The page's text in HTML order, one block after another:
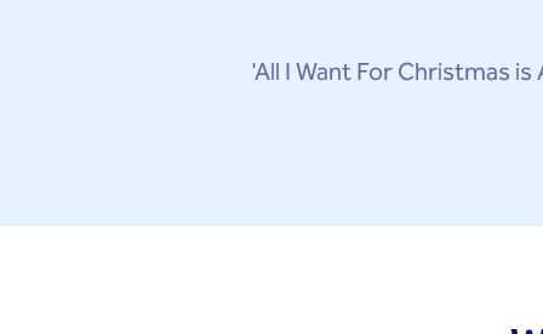
'All I Want For Christmas